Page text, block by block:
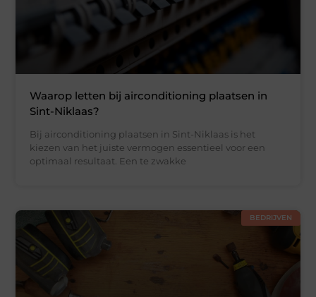
Waarop letten bij airconditioning plaatsen in
Sint-Niklaas?
Bij airconditioning plaatsen in Sint-Niklaas is het
kiezen van het juiste vermogen essentieel voor een
optimaal resultaat. Een te zwakke
BEDRIJVEN